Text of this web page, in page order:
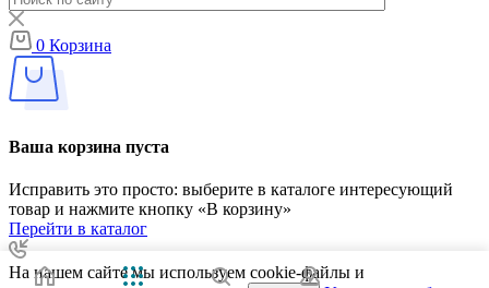
0 Корзина
Ваша корзина пуста
Исправить это просто: выберите в каталоге интересующий
товар и нажмите кнопку «В корзину»
Перейти в каталог
На нашем сайте мы используем cookie-файлы и